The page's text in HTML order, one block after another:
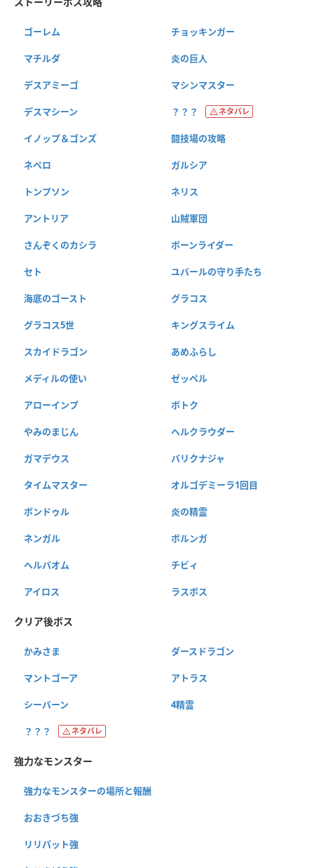
ゴーレム チョッキンガー
マチルダ 炎の巨人
デスアミーゴ マシンマスター
デスマシーン ？？？ ネタバレ
イノップ＆ゴンズ 闘技場の攻略
ネペロ ガルシア
トンプソン ネリス
アントリア 山賊軍団
さんぞくのカシラ ボーンライダー
セト ユバールの守り手たち
海底のゴースト グラコス
グラコス5世 キングスライム
スカイドラゴン あめふらし
メディルの使い ゼッペル
アローインプ ボトク
やみのまじん ヘルクラウダー
ガマデウス バリクナジャ
タイムマスター オルゴデミーラ1回目
ボンドゥル 炎の精霊
ネンガル ボルンガ
ヘルバオム チビィ
アイロス ラスボス
クリア後ボス
かみさま ダースドラゴン
マントゴーア アトラス
シーバーン 4精霊
？？？ ネタバレ
強力なモンスター
強力なモンスターの場所と報酬
おおきづち強
リリパット強